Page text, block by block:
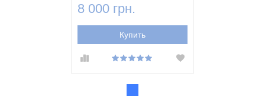
8 000 грн.
Купить